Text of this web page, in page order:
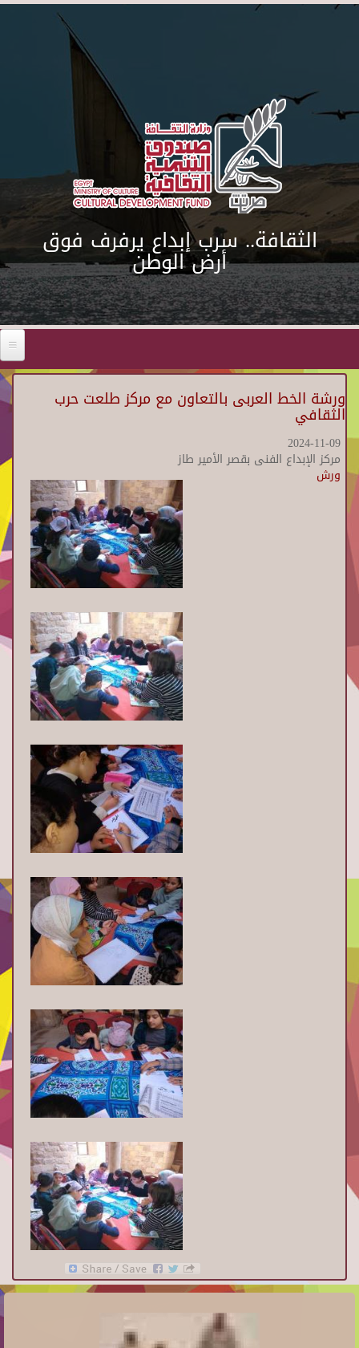
Skip to main content
الثقافة.. سرب إبداع يرفرف فوق
أرض الوطن
ورشة الخط العربى بالتعاون مع مركز طلعت حرب
الثقافي
2024-11-09
مركز الإبداع الفنى بقصر الأمير طاز
ورش